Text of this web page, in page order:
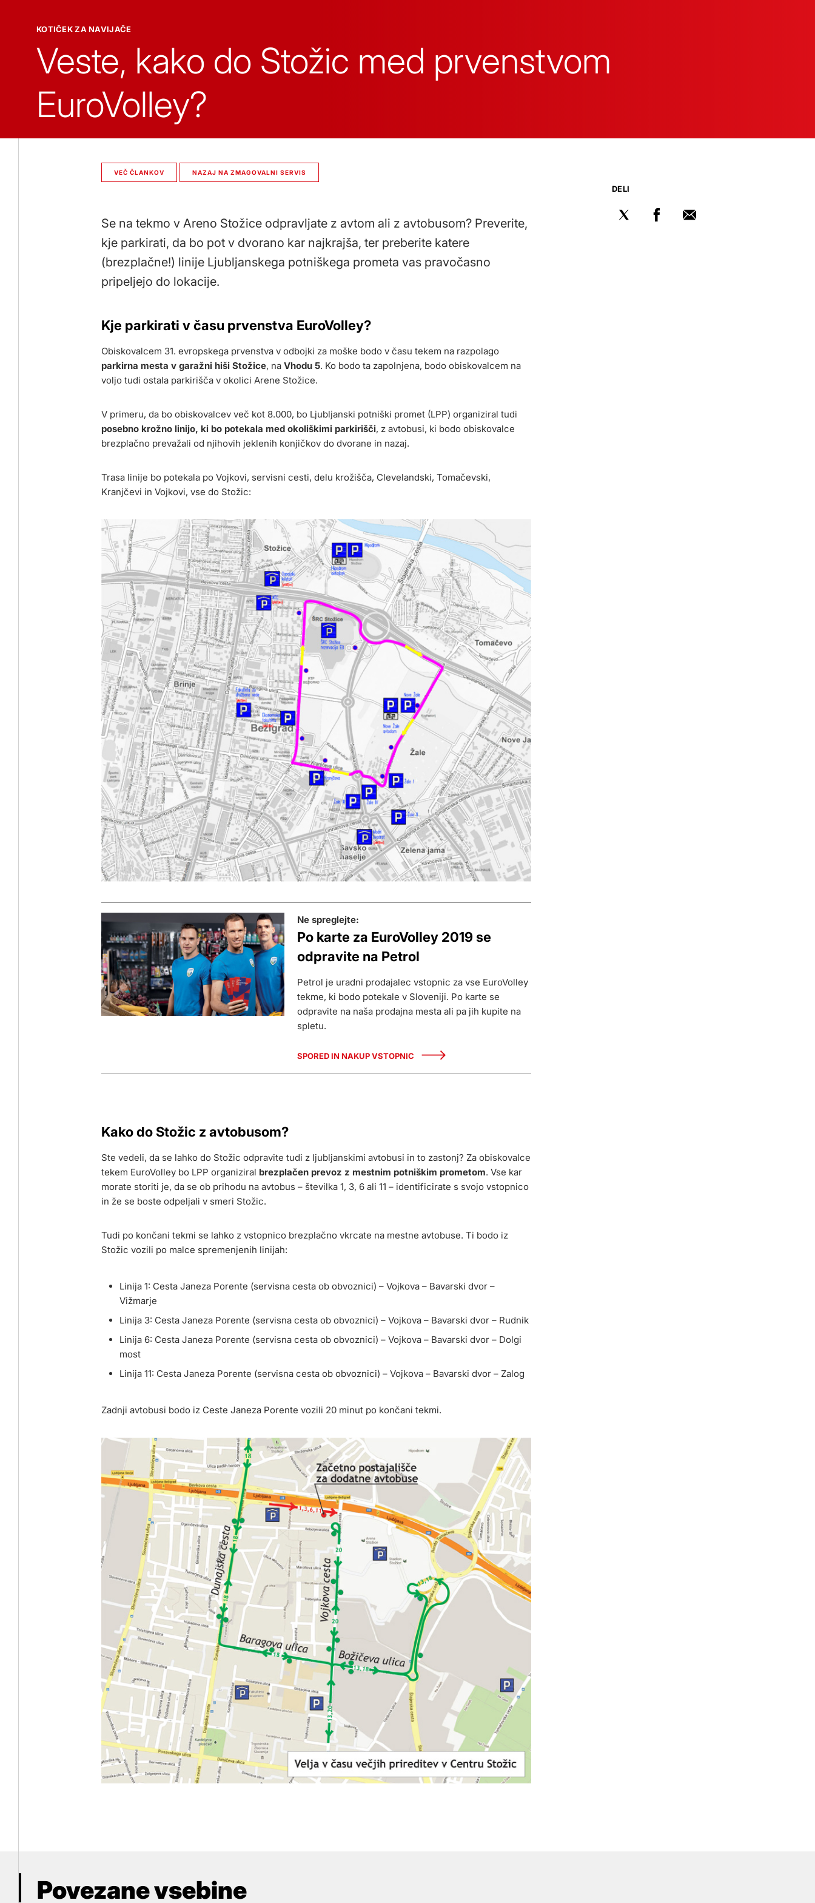
Članek
KOTIČEK ZA NAVIJAČE
Veste, kako do Stožic med prvenstvom
EuroVolley?
VEČ ČLANKOV NAZAJ NA ZMAGOVALNI SERVIS
Se na tekmo v Areno Stožice odpravljate z avtom ali z avtobusom? Preverite,
kje parkirati, da bo pot v dvorano kar najkrajša, ter preberite katere
(brezplačne!) linije Ljubljanskega potniškega prometa vas pravočasno
pripeljejo do lokacije.
Kje parkirati v času prvenstva EuroVolley?
Obiskovalcem 31. evropskega prvenstva v odbojki za moške bodo v času tekem na razpolago
parkirna mesta v garažni hiši Stožice, naVhodu 5. Ko bodo ta zapolnjena, bodo obiskovalcem na
voljo tudi ostala parkirišča v okolici Arene Stožice.
V primeru, da bo obiskovalcev več kot 8.000, bo Ljubljanski potniški promet (LPP) organiziral tudi
posebno krožno linijo, ki bo potekala med okoliškimi parkirišči, z avtobusi, ki bodo obiskovalce
brezplačno prevažali od njihovih jeklenih konjičkov do dvorane in nazaj.
Trasa linije bo potekala po Vojkovi, servisni cesti, delu krožišča, Clevelandski, Tomačevski,
Kranjčevi in Vojkovi, vse do Stožic:
Ne spreglejte:
Po karte za EuroVolley 2019 se
odpravite na Petrol
Petrol je uradni prodajalec vstopnic za vse EuroVolley
tekme, ki bodo potekale v Sloveniji. Po karte se
odpravite na naša prodajna mesta ali pa jih kupite na
spletu.
SPORED IN NAKUP VSTOPNIC
Kako do Stožic z avtobusom?
Ste vedeli, da se lahko do Stožic odpravite tudi z ljubljanskimi avtobusi in to zastonj? Za obiskovalce
tekem EuroVolley bo LPP organiziral brezplačen prevoz z mestnim potniškim prometom. Vse kar
morate storiti je, da se ob prihodu na avtobus – številka 1, 3, 6 ali 11 – identificirate s svojo vstopnico
in že se boste odpeljali v smeri Stožic.
Tudi po končani tekmi se lahko z vstopnico brezplačno vkrcate na mestne avtobuse. Ti bodo iz
Stožic vozili po malce spremenjenih linijah:
Linija 1: Cesta Janeza Porente (servisna cesta ob obvoznici) – Vojkova – Bavarski dvor –
Vižmarje
Linija 3: Cesta Janeza Porente (servisna cesta ob obvoznici) – Vojkova – Bavarski dvor – Rudnik
Linija 6: Cesta Janeza Porente (servisna cesta ob obvoznici) – Vojkova – Bavarski dvor – Dolgi
most
Linija 11: Cesta Janeza Porente (servisna cesta ob obvoznici) – Vojkova – Bavarski dvor – Zalog
Zadnji avtobusi bodo iz Ceste Janeza Porente vozili 20 minut po končani tekmi.
DELI
Povezane vsebine